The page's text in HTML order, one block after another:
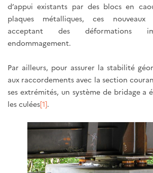
d’appui existants par des blocs en
plaques métalliques, ces nouveaux
acceptant des déformations
endommagement.
Par ailleurs, pour assurer la stabilité
aux raccordements avec la section
ses extrémités, un système de bridage a
les culées[1].